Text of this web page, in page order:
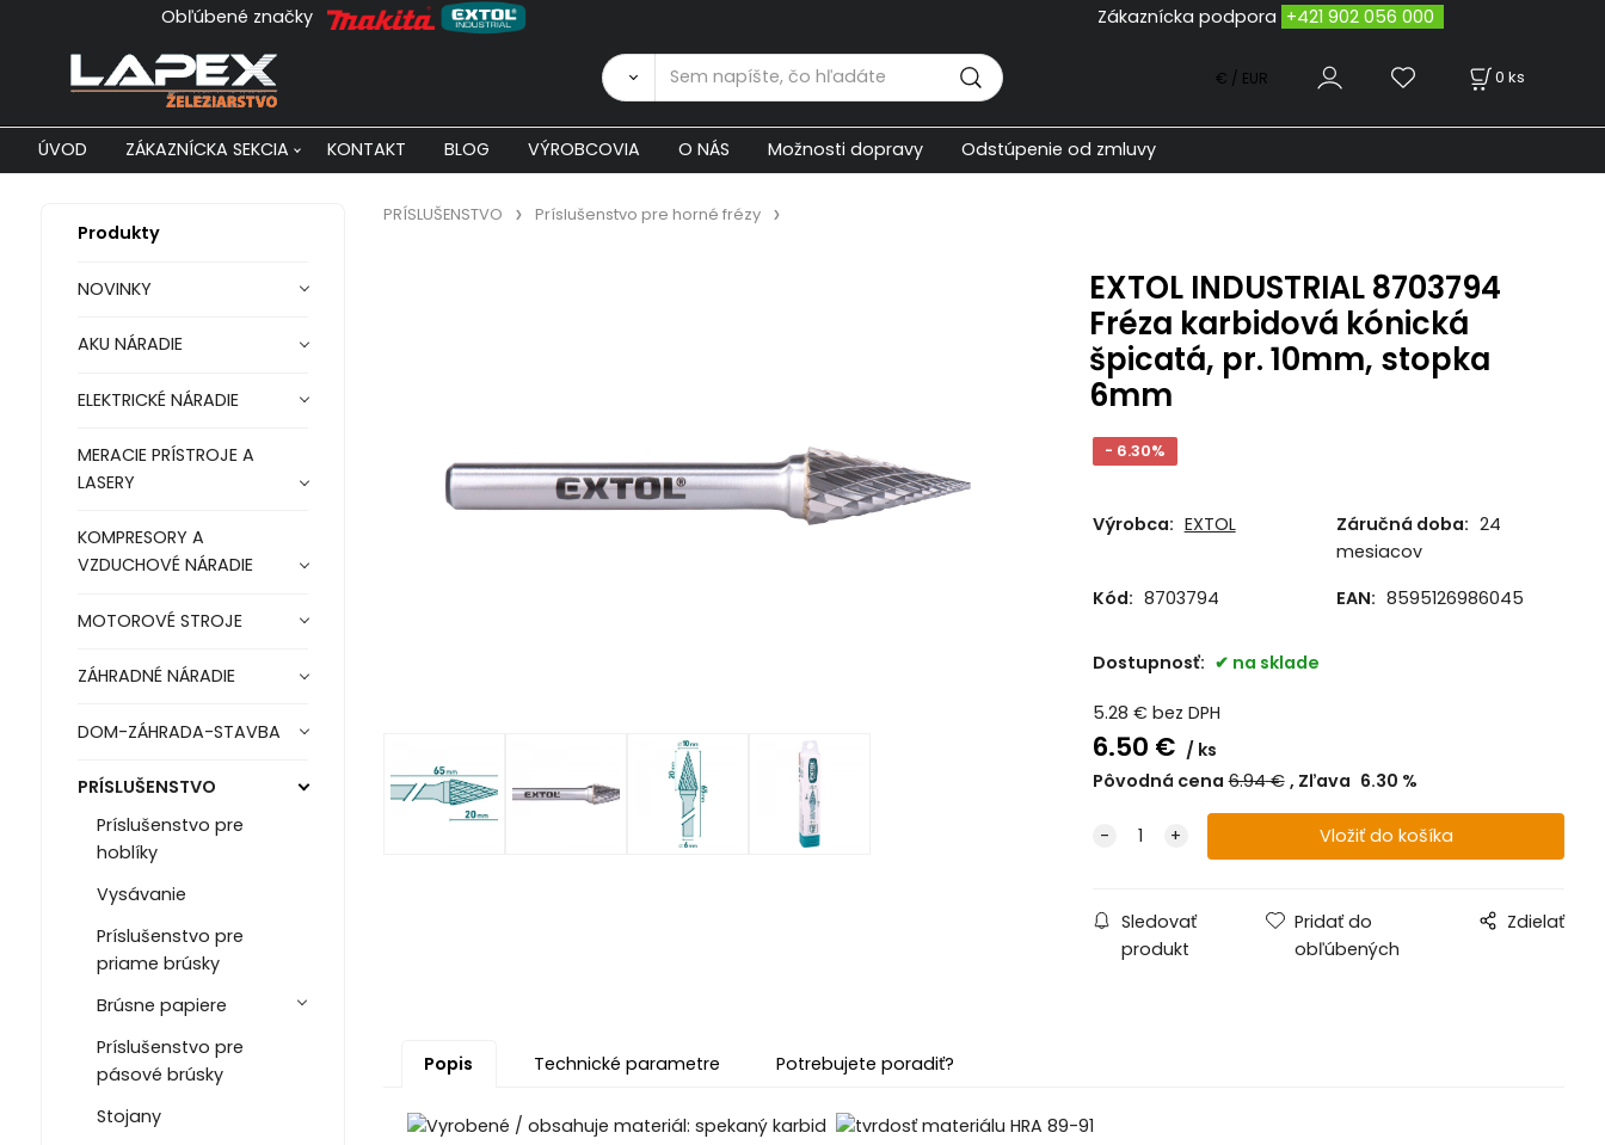
Obľúbené značky Zákaznícka podpora +421 902 056 000
0 ks
€ / EUR
ÚVOD ZÁKAZNÍCKA SEKCIA KONTAKT BLOG VÝROBCOVIA O NÁS Možnosti dopravy Odstúpenie od zmluvy
Produkty
NOVINKY
AKU NÁRADIE
ELEKTRICKÉ NÁRADIE
MERACIE PRÍSTROJE A
LASERY
KOMPRESORY A
VZDUCHOVÉ NÁRADIE
MOTOROVÉ STROJE
ZÁHRADNÉ NÁRADIE
DOM-ZÁHRADA-STAVBA
PRÍSLUŠENSTVO
Príslušenstvo pre
hoblíky
Vysávanie
Príslušenstvo pre
priame brúsky
Brúsne papiere
Príslušenstvo pre
pásové brúsky
Stojany
PRÍSLUŠENSTVO Príslušenstvo pre horné frézy
EXTOL INDUSTRIAL 8703794
Fréza karbidová kónická
špicatá, pr. 10mm, stopka
6mm
- 6.30%
Výrobca: EXTOL Záručná doba: 24
mesiacov
Kód: 8703794 EAN: 8595126986045
Dostupnosť: na sklade
5.28 € bez DPH
6.50 €
ks
Pôvodná cena 6.94€ Zľava 6.30 %
Sledovať
produkt
Pridať do
obľúbených
Zdielať
Popis Technické parametre Potrebujete poradiť?